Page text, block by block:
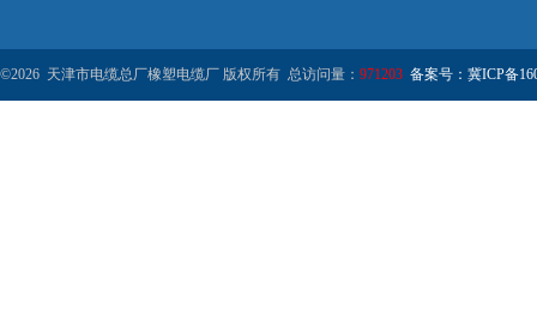
©2026 天津市电缆总厂橡塑电缆厂 版权所有 总访问量： 971203 备案号：冀ICP备